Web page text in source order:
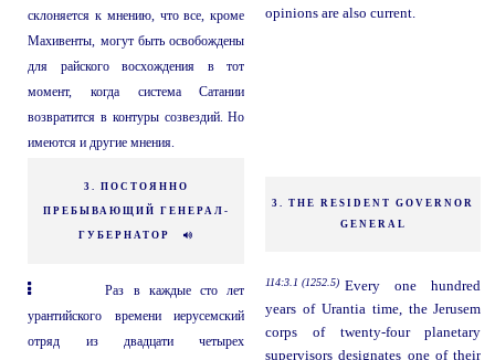
склоняется к мнению, что все, кроме
Махивенты, могут быть освобождены
для райского восхождения в тот
момент, когда система Сатании
возвратится в контуры созвездий. Но
имеются и другие мнения.
opinions are also current.
3. ПОСТОЯННО
ПРЕБЫВАЮЩИЙ ГЕНЕРАЛ-
ГУБЕРНАТОР
3. THE RESIDENT GOVERNOR
GENERAL
Раз в каждые сто лет
урантийского времени иерусемский
отряд из двадцати четырех
114:3.1 (1252.5) Every one hundred
years of Urantia time, the Jerusem
corps of twenty-four planetary
supervisors designates one of their